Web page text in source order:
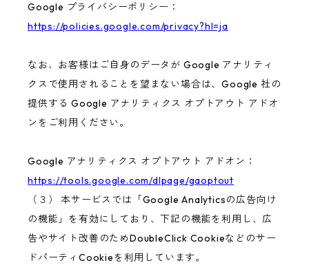
Google プライバシーポリシー：
https://policies.google.com/privacy?hl=ja
なお、お客様はご自身のデータが Google アナリティ
クスで使用されることを望まない場合は、Google 社の
提供する Google アナリティクス オプトアウト アドオ
ンをご利用ください。
Google アナリティクス オプトアウト アドオン：
https://tools.google.com/dlpage/gaoptout
（３） 本サービスでは「Google Analyticsの広告向け
の機能」を有効にしており、下記の機能を利用し、広
告やサイト改善のためDoubleClick Cookieなどのサー
ドパーティCookieを利用しています。